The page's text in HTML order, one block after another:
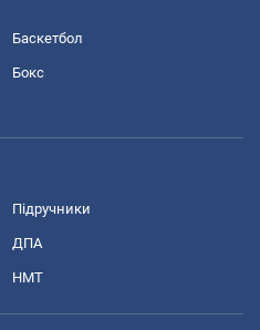
Баскетбол
Бокс
Підручники
ДПА
НМТ